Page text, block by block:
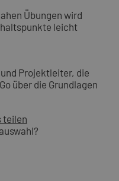
Übungen wird
leicht
Projektleiter, die
über die Grundlagen
teilen